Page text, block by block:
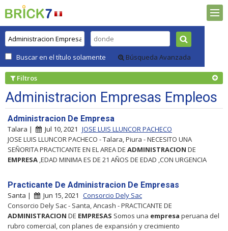
Buscar en el título solamente Búsqueda Avanzada
Filtros
Administracion Empresas Empleos
Administracion De Empresa
Talara | Jul 10, 2021 JOSE LUIS LLUNCOR PACHECO
JOSE LUIS LLUNCOR PACHECO - Talara, Piura - NECESITO UNA
SEÑORITA PRACTICANTE EN EL AREA DE ADMINISTRACION DE
EMPRESA ,EDAD MINIMA ES DE 21 AÑOS DE EDAD ,CON URGENCIA
Practicante De Administracion De Empresas
Santa | Jun 15, 2021 Consorcio Dely Sac
Consorcio Dely Sac - Santa, Ancash - PRACTICANTE DE
ADMINISTRACION DE EMPRESAS Somos una empresa peruana del
rubro comercial, con planes de expansión y crecimiento